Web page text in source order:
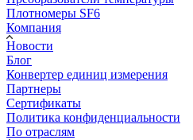
Плотномеры SF6
Компания
Новости
Блог
Конвертер единиц измерения
Партнеры
Сертификаты
Политика конфиденциальности
По отраслям